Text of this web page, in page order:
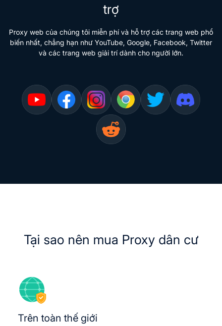
trợ
Proxy web của chúng tôi miễn phí và hỗ trợ các trang web phổ
biến nhất, chẳng hạn như YouTube, Google, Facebook, Twitter
và các trang web giải trí dành cho người lớn.
Tại sao nên mua Proxy dân cư
Trên toàn thế giới